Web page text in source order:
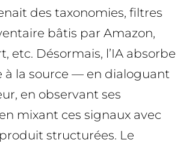
des taxonomies, filtres
bâtis par Amazon,
etc. Désormais, l’IA absorbe
à la source — en dialoguant
en observant ses
mixant ces signaux avec
structurées. Le